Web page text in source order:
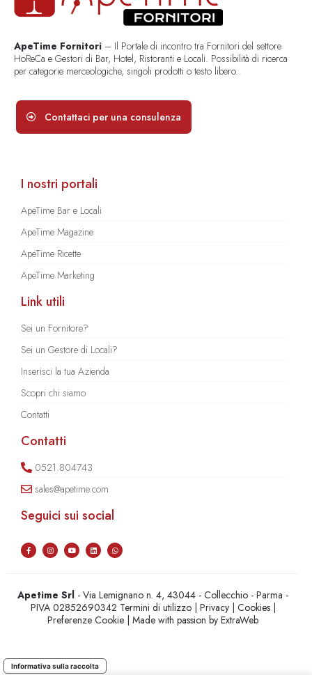
ApeTime Fornitori – Il Portale di incontro tra Fornitori del settore
HoReCa e Gestori di Bar, Hotel, Ristoranti e Locali. Possibilità di ricerca
per categorie merceologiche, singoli prodotti o testo libero..
Contattaci per una consulenza
I nostri portali
ApeTime Bar e Locali
ApeTime Magazine
ApeTime Ricette
ApeTime Marketing
Link utili
Sei un Fornitore?
Sei un Gestore di Locali?
Inserisci la tua Azienda
Scopri chi siamo
Contatti
Contatti
0521.804743
sales@apetime.com
Seguici sui social
Apetime Srl - Via Lemignano n. 4, 43044 - Collecchio - Parma -
PIVA 02852690342 Termini di utilizzo| Privacy| Cookies|
Preferenze Cookie | Made with passion byExtraWeb
Informativa sulla raccolta